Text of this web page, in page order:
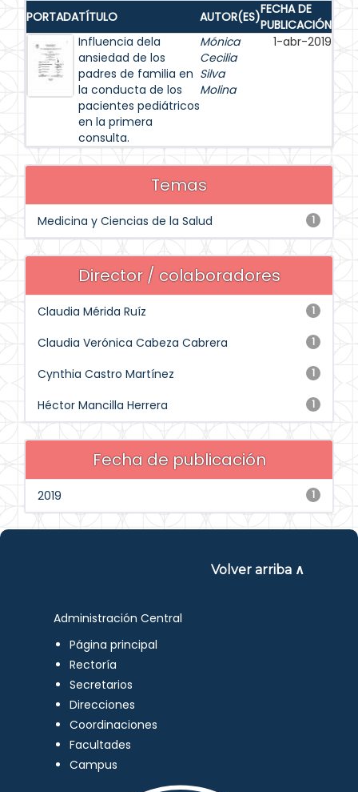
PORTADATÍTULO AUTOR(ES)FECHA DE
PUBLICACIÓN
Influencia dela
ansiedad de los
padres de familia en
la conducta de los
pacientes pediátricos
en la primera
consulta.
Mónica
Cecilia
Silva
Molina
1-abr-2019
Temas
1
Medicina y Ciencias de la Salud
Director / colaboradores
1
Claudia Mérida Ruíz
1
Claudia Verónica Cabeza Cabrera
1
Cynthia Castro Martínez
1
Héctor Mancilla Herrera
Fecha de publicación
1
2019
Volver arriba ∧
Administración Central
Página principal
Rectoría
Secretarios
Direcciones
Coordinaciones
Facultades
Campus